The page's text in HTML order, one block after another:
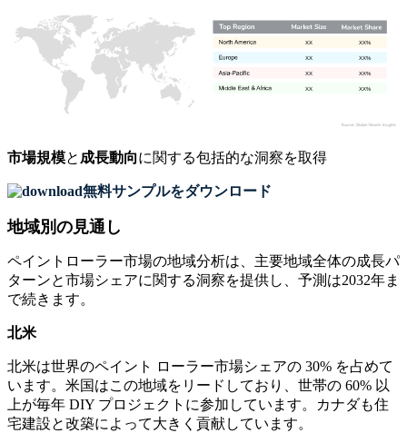
XX%
XX
XX%
XX
XX%
XX
XX%
XX
市場規模と 成長動向に関する包括的な洞察を取得
無料サンプルをダウンロード
地域別の見通し
ペイントローラー市場の地域分析は、主要地域全体の成長パ
ターンと市場シェアに関する洞察を提供し、予測は2032年ま
で続きます。
北米
北米は世界のペイント ローラー市場シェアの 30% を占めて
います。米国はこの地域をリードしており、世帯の 60% 以
上が毎年 DIY プロジェクトに参加しています。カナダも住
宅建設と改築によって大きく貢献しています。